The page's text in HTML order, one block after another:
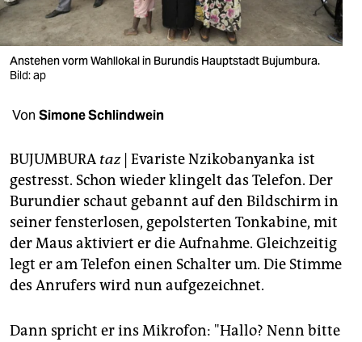
verlag
verlag
veranstaltungen
shop
unterstützen
abo
genossenschaft
epaper login
Anstehen vorm Wahllokal in Burundis Hauptstadt Bujumbura.
Bild: ap
Von Simone Schlindwein
BUJUMBURA taz| Evariste Nzikobanyanka ist
gestresst. Schon wieder klingelt das Telefon. Der
Burundier schaut gebannt auf den Bildschirm in
seiner fensterlosen, gepolsterten Tonkabine, mit
der Maus aktiviert er die Aufnahme. Gleichzeitig
legt er am Telefon einen Schalter um. Die Stimme
des Anrufers wird nun aufgezeichnet.
Dann spricht er ins Mikrofon: "Hallo? Nenn bitte